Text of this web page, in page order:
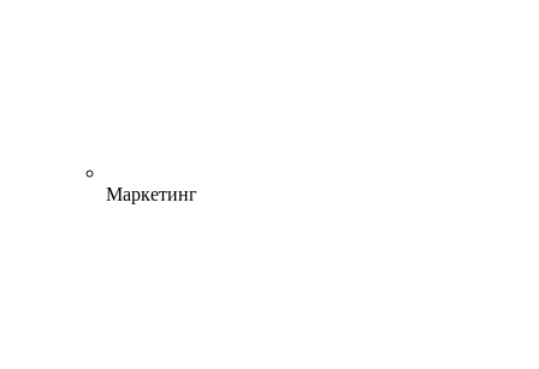
Маркетинг